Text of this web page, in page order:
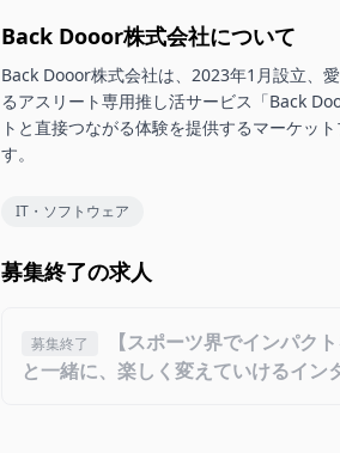
Back Dooor株式会社について
Back Dooor株式会社は、2023年1月設立、
るアスリート専用推し活サービス「Back
トと直接つながる体験を提供するマーケッ
す。
IT・ソフトウェア
募集終了の求人
募集終了
【スポーツ界でインパク
と一緒に、楽しく変えていけるイン